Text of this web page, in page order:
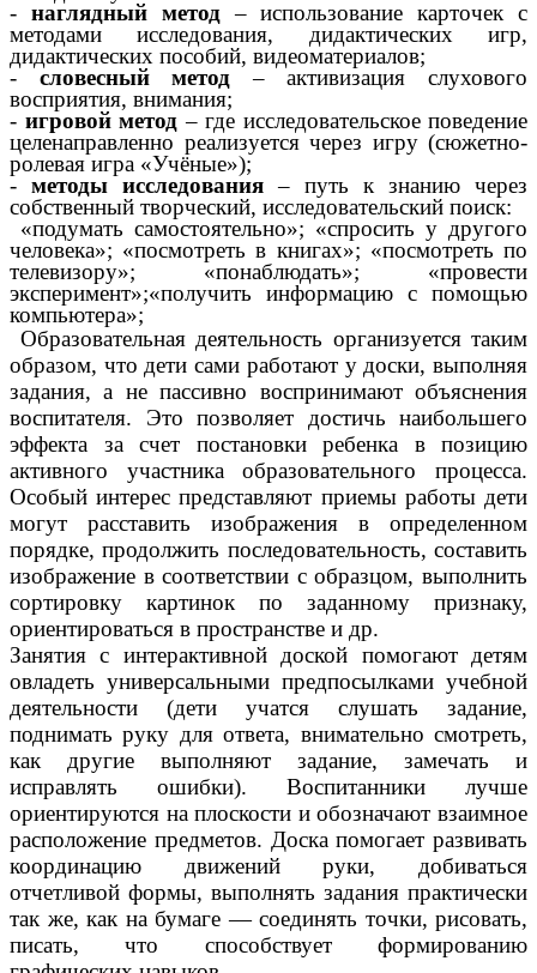
- наглядный метод – использование карточек с
методами исследования, дидактических игр,
дидактических пособий, видеоматериалов;
- словесный метод – активизация слухового
восприятия, внимания;
- игровой метод – где исследовательское поведение
целенаправленно реализуется через игру (сюжетно-
ролевая игра «Учёные»);
- методы исследования – путь к знанию через
собственный творческий, исследовательский поиск:
«подумать самостоятельно»; «спросить у другого
человека»; «посмотреть в книгах»; «посмотреть по
телевизору»; «понаблюдать»; «провести
эксперимент»;«получить информацию с помощью
компьютера»;
Образовательная деятельность организуется таким
образом, что дети сами работают у доски, выполняя
задания, а не пассивно воспринимают объяснения
воспитателя. Это позволяет достичь наибольшего
эффекта за счет постановки ребенка в позицию
активного участника образовательного процесса.
Особый интерес представляют приемы работы дети
могут расставить изображения в определенном
порядке, продолжить последовательность, составить
изображение в соответствии с образцом, выполнить
сортировку картинок по заданному признаку,
ориентироваться в пространстве и др.
Занятия с интерактивной доской помогают детям
овладеть универсальными предпосылками учебной
деятельности (дети учатся слушать задание,
поднимать руку для ответа, внимательно смотреть,
как другие выполняют задание, замечать и
исправлять ошибки). Воспитанники лучше
ориентируются на плоскости и обозначают взаимное
расположение предметов. Доска помогает развивать
координацию движений руки, добиваться
отчетливой формы, выполнять задания практически
так же, как на бумаге — соединять точки, рисовать,
писать, что способствует формированию